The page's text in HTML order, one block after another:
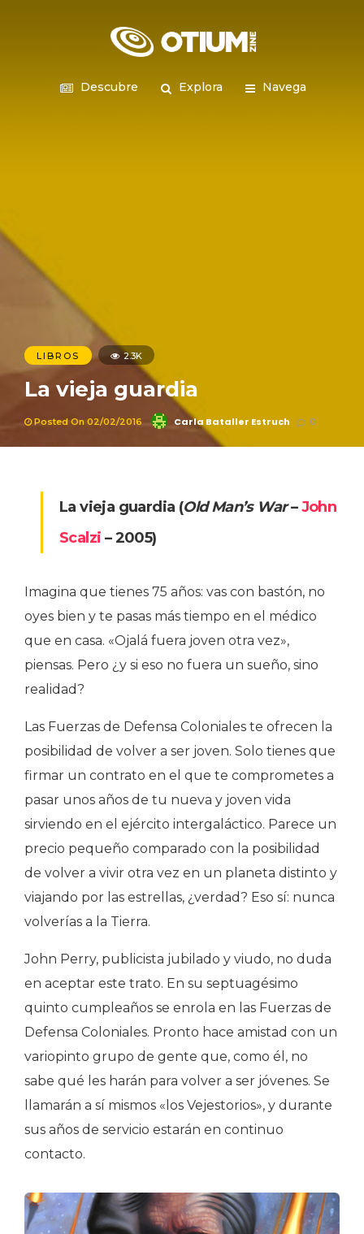
Descubre Explora Navega
LIBROS 2.3K
La vieja guardia
Posted On 02/02/2016 Carla Bataller Estruch 0
La vieja guardia (Old Man’s War–John
Scalzi – 2005)
Imagina que tienes 75 años: vas con bastón, no
oyes bien y te pasas más tiempo en el médico
que en casa. «Ojalá fuera joven otra vez»,
piensas. Pero ¿y si eso no fuera un sueño, sino
realidad?
Las Fuerzas de Defensa Coloniales te ofrecen la
posibilidad de volver a ser joven. Solo tienes que
firmar un contrato en el que te comprometes a
pasar unos años de tu nueva y joven vida
sirviendo en el ejército intergaláctico. Parece un
precio pequeño comparado con la posibilidad
de volver a vivir otra vez en un planeta distinto y
viajando por las estrellas, ¿verdad? Eso sí: nunca
volverías a la Tierra.
John Perry, publicista jubilado y viudo, no duda
en aceptar este trato. En su septuagésimo
quinto cumpleaños se enrola en las Fuerzas de
Defensa Coloniales. Pronto hace amistad con un
variopinto grupo de gente que, como él, no
sabe qué les harán para volver a ser jóvenes. Se
llamarán a sí mismos «los Vejestorios», y durante
sus años de servicio estarán en continuo
contacto.